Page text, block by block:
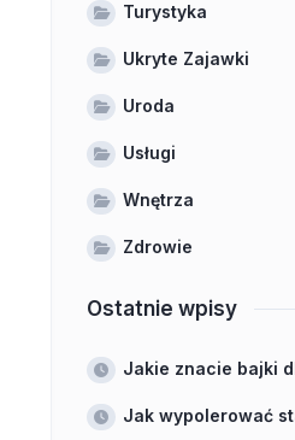
Turystyka
Ukryte Zajawki
Uroda
Usługi
Wnętrza
Zdrowie
Ostatnie wpisy
Jakie znacie bajki
Jak wypolerować